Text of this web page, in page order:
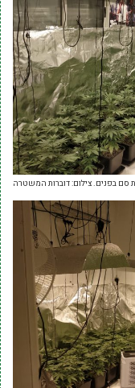
סם בפנים. צילום: דוברות המשטרה